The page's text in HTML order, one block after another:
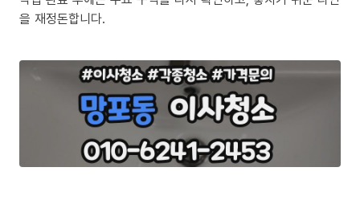
을 재정돈합니다.